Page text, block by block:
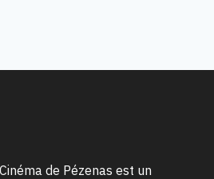
de Pézenas est un